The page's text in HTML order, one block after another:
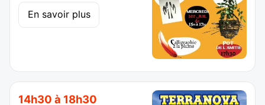
En savoir plus
14h30 à 18h30